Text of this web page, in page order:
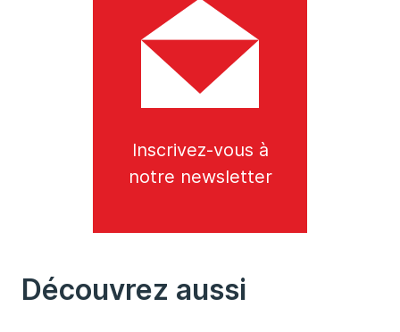
Inscrivez-vous à
notre newsletter
Découvrez aussi